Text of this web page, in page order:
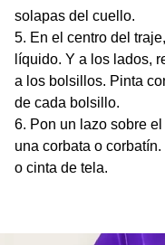
solapas del cuello.
En el centro del
líquido. Y a los lados,
a los bolsillos. Pinta
de cada bolsillo.
Pon un lazo sobre
una corbata o
o cinta de tela.